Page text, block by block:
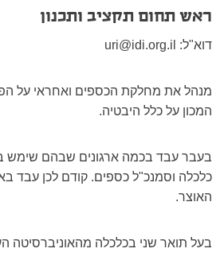
ראש תחום תקציב ותכנון
דוא"ל: uri@idi.org.il
מנהל את מחלקת הכספים ואחראי על
המכון על כלל היבטיה.
בעבר עבד בכמה ארגונים שבהם שימש
כלכלה וסמנכ"ל כספים. קודם לכן עבד
האוצר.
בעל תואר שני בכלכלה מהאוניברסיטה